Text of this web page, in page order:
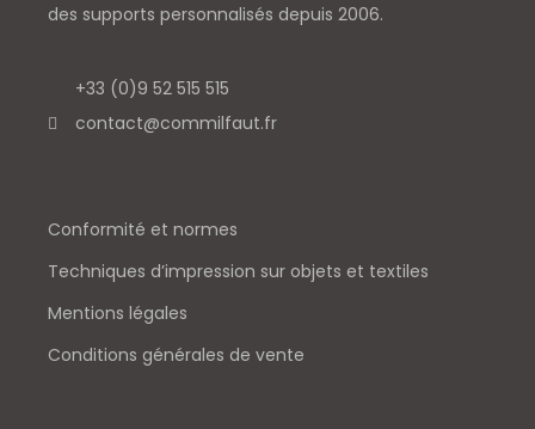
des supports personnalisés depuis 2006.
+33 (0)9 52 515 515
contact@commilfaut.fr
Conformité et normes
Techniques d’impression sur objets et textiles
Mentions légales
Conditions générales de vente